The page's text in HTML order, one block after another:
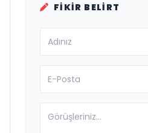
FIKIR BELIRT